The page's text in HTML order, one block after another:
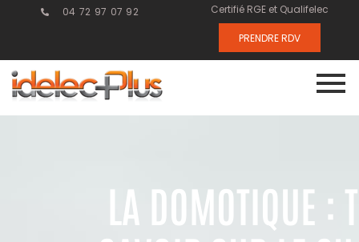
04 72 97 07 92 Certifié RGE et Qualifelec
PRENDRE RDV
LA DOMOTIQUE :